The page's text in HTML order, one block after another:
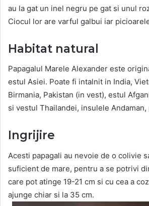
au la gat un inel negru pe gat si unul
Ciocul lor are varful galbui iar
Habitat natural
Papagalul Marele Alexander este
estul Asiei. Poate fi intalnit in India,
Birmania, Pakistan (in vest), estul
si vestul Thailandei, insulele Andaman,
Ingrijire
Acesti papagali au nevoie de o colivie
suficient de mare, pentru a se potrivi
care pot atinge 19-21 cm si cu cea a
ajunge chiar si la 35 cm.